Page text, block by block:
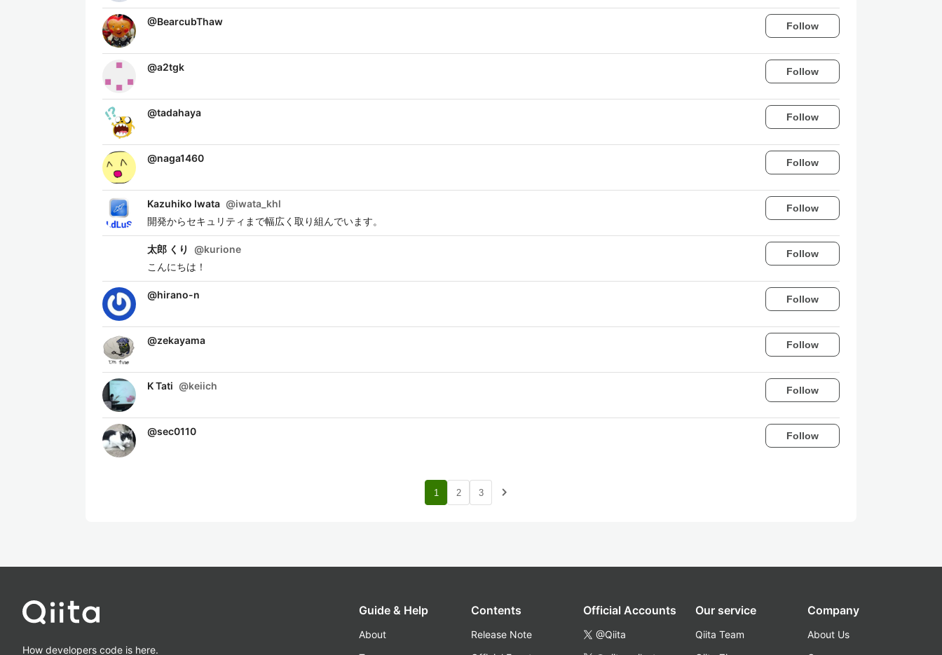
@BearcubThaw Follow
@a2tgk Follow
@tadahaya Follow
@naga1460 Follow
Kazuhiko Iwata @iwata_khl
開発からセキュリティまで幅広く取り組んでいます。
Follow
太郎 くり @kurione
こんにちは！
Follow
@hirano-n Follow
@zekayama Follow
K Tati @keiich Follow
@sec0110 Follow
1 2 3 navigate_next
How developers code is here.
Guide & Help
About
Contents
Release Note
Official Accounts
@Qiita
Our service
Qiita Team
Company
About Us